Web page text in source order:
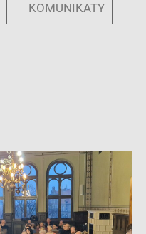
KOMUNIKATY